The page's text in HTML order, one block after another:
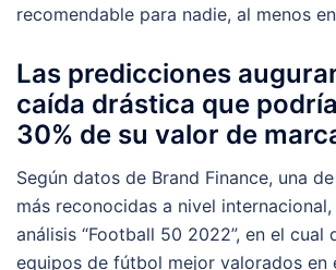
recomendable para nadie, al menos
Las predicciones
caída drástica que
30% de su valor de
Según datos de Brand Finance, una
más reconocidas a nivel
análisis “Football 50 2022”, en el cual
equipos de fútbol mejor valorados en